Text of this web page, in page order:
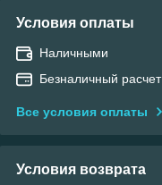
Условия оплаты
Наличными
Безналичный расчет
Все условия оплаты
Условия возврата